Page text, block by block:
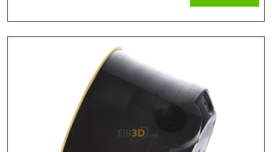
Innovation
MORE